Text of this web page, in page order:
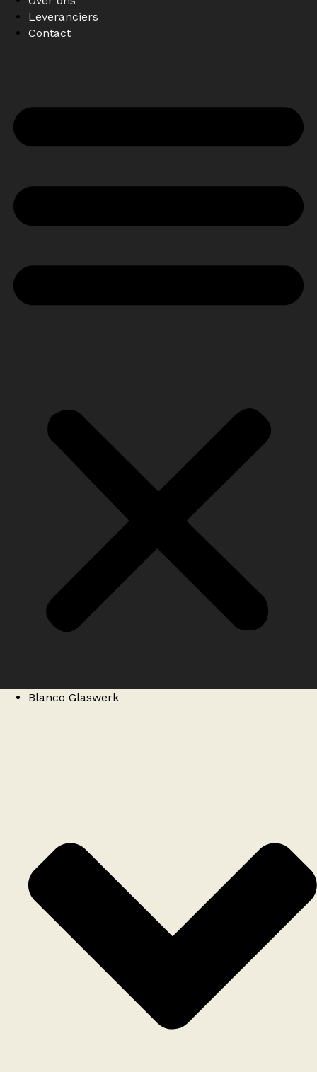
Leveranciers
Contact
Blanco Glaswerk